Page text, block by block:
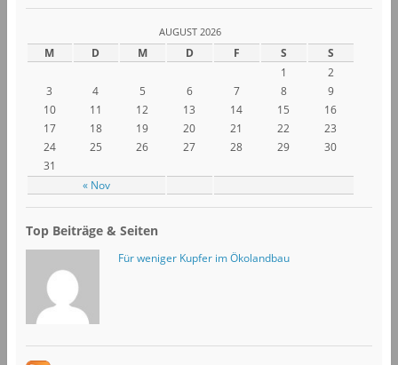
AUGUST 2026
M D M D F S S
« Nov
1
2
3
4 5 6 7 8
9
10
11 12 13 14 15
16
17
18 19 20 21 22
23
24
25 26 27 28 29
30
31
Top Beiträge & Seiten
Für weniger Kupfer im Ökolandbau